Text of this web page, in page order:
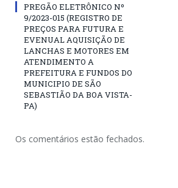
PREGÃO ELETRÔNICO Nº
9/2023-015 (REGISTRO DE
PREÇOS PARA FUTURA E
EVENUAL AQUISIÇÃO DE
LANCHAS E MOTORES EM
ATENDIMENTO A
PREFEITURA E FUNDOS DO
MUNICIPIO DE SÃO
SEBASTIÃO DA BOA VISTA-
PA)
Os comentários estão fechados.